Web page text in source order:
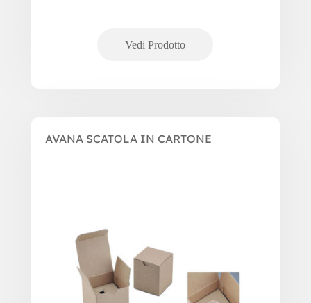
AVANA SCATOLA IN CARTONE